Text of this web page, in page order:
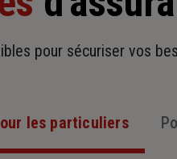
pour sécuriser vos
les particuliers